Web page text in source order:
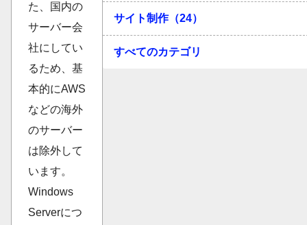
た、国内の
サーバー会
社にしてい
るため、基
本的にAWS
などの海外
のサーバー
は除外して
います。
Windows
Serverにつ
サイト制作（24）
すべてのカテゴリ